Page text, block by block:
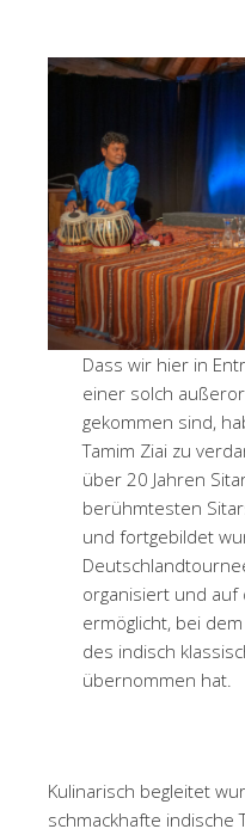
Dass wir hier in
einer solch
gekommen sind,
Tamim Ziai zu
über 20 Jahren
berühmtesten
und fortgebildet
organisiert und auf
ermöglicht, bei
des indisch
übernommen hat.
Kulinarisch begleitet
schmackhafte indische